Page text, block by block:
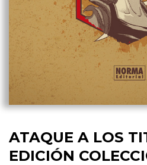
ATAQUE A LOS
EDICIÓN